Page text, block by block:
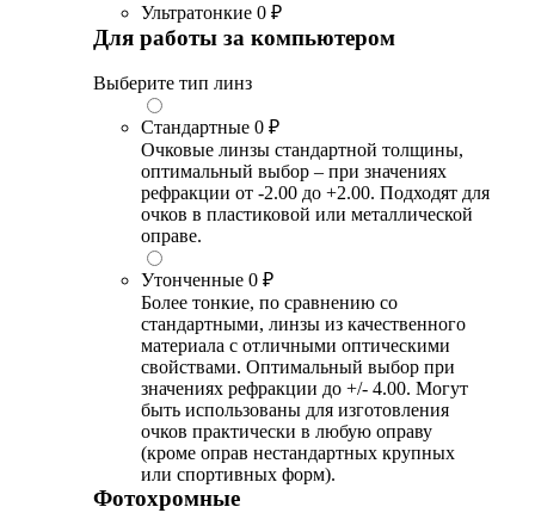
Ультратонкие 0 ₽
Для работы за компьютером
Выберите тип линз
Стандартные 0 ₽
Очковые линзы стандартной толщины,
оптимальный выбор – при значениях
рефракции от -2.00 до +2.00. Подходят для
очков в пластиковой или металлической
оправе.
Утонченные 0 ₽
Более тонкие, по сравнению со
стандартными, линзы из качественного
материала с отличными оптическими
свойствами. Оптимальный выбор при
значениях рефракции до +/- 4.00. Могут
быть использованы для изготовления
очков практически в любую оправу
(кроме оправ нестандартных крупных
или спортивных форм).
Фотохромные